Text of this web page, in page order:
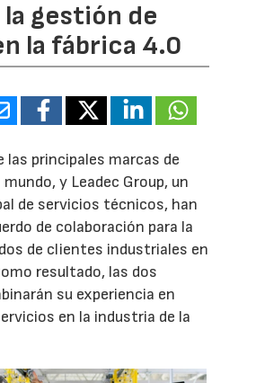
gestión de
la fábrica 4.0
las principales marcas de
y Leadec Group, un
de servicios técnicos, han
de colaboración para la
de clientes industriales en
resultado, las dos
su experiencia en
en la industria de la